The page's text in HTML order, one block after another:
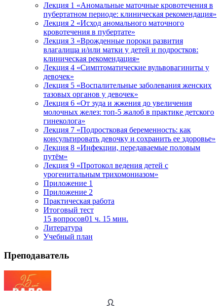
Лекция 1 «Аномальные маточные кровотечения в
пубертатном периоде: клиническая рекомендация»
Лекция 2 «Исход аномального маточного
кровотечения в пубертате»
Лекция 3 «Врожденные пороки развития
влагалища и/или матки у детей и подростков:
клиническая рекомендация»
Лекция 4 «Симптоматические вульвовагиниты у
девочек»
Лекция 5 «Воспалительные заболевания женских
тазовых органов у девочек»
Лекция 6 «От зуда и жжения до увеличения
молочных желез: топ-5 жалоб в практике детского
гинеколога»
Лекция 7 «Подростковая беременность: как
консультировать девочку и сохранить ее здоровье»
Лекция 8 «Инфекции, передаваемые половым
путём»
Лекция 9 «Протокол ведения детей с
урогенитальным трихомониазом»
Приложение 1
Приложение 2
Практическая работа
Итоговый тест
15 вопросов01 ч. 15 мин.
Литература
Учебный план
Преподаватель